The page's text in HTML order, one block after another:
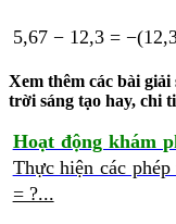
5,67 − 12,3 =
Xem thêm các bài
trời sáng tạo hay, chi
Hoạt động khám
Thực hiện các phép
= ?...